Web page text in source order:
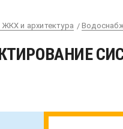
и архитектура